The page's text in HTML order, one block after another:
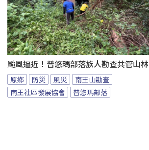
颱風逼近！普悠瑪部落族人勘查共管山林
原鄉 防災 風災
南王山勘查
南王社區發展協會
普悠瑪部落